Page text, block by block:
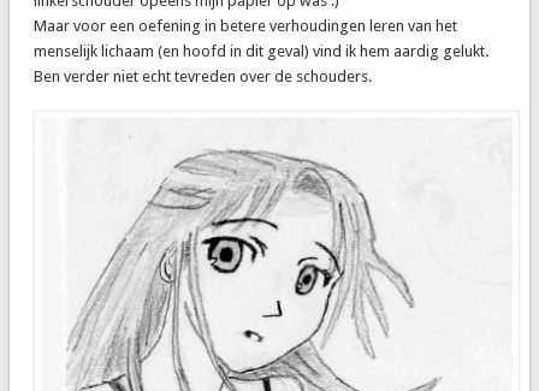
Maar voor een oefening in betere verhoudingen leren van het
menselijk lichaam (en hoofd in dit geval) vind ik hem aardig gelukt.
Ben verder niet echt tevreden over de schouders.